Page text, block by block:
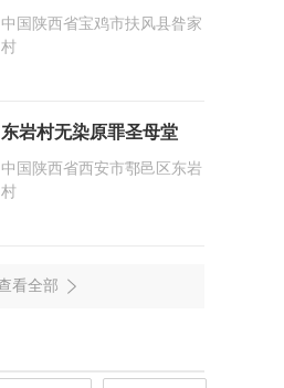
中国陕西省宝鸡市扶风县昝家
村
东岩村无染原罪圣母堂
中国陕西省西安市鄠邑区东岩
村